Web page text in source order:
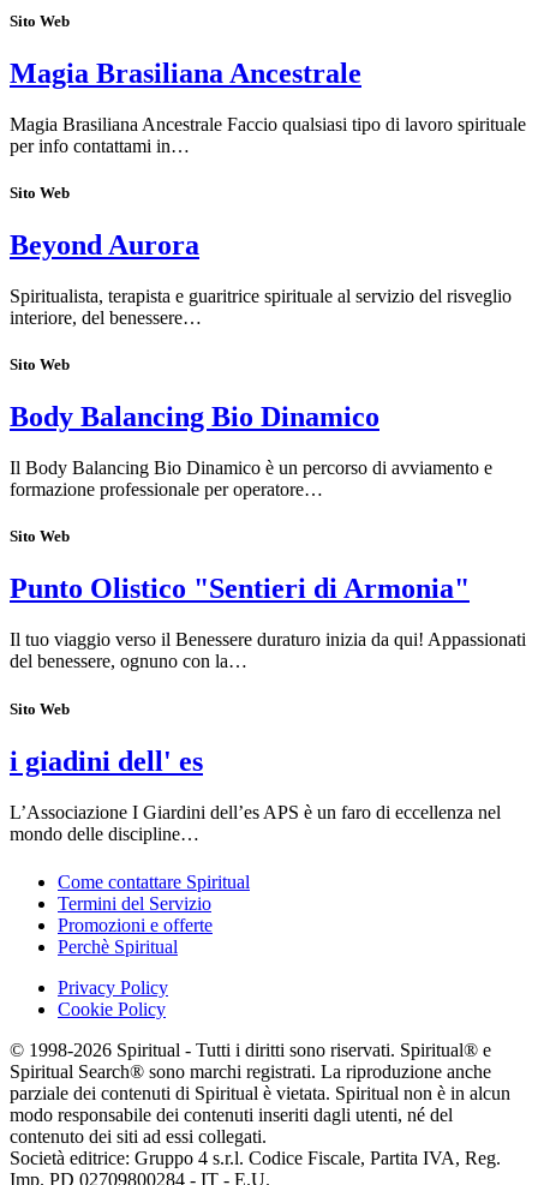
Sito Web
Magia Brasiliana Ancestrale
Magia Brasiliana Ancestrale Faccio qualsiasi tipo di lavoro spirituale
per info contattami in…
Sito Web
Beyond Aurora
Spiritualista, terapista e guaritrice spirituale al servizio del risveglio
interiore, del benessere…
Sito Web
Body Balancing Bio Dinamico
Il Body Balancing Bio Dinamico è un percorso di avviamento e
formazione professionale per operatore…
Sito Web
Punto Olistico "Sentieri di Armonia"
Il tuo viaggio verso il Benessere duraturo inizia da qui! Appassionati
del benessere, ognuno con la…
Sito Web
i giadini dell' es
L’Associa​zione I Giardini dell’es APS è un fa​ro di ec​cellenza nel
mon​do delle discipline…
Come contattare Spiritual
Termini del Servizio
Promozioni e offerte
Perchè Spiritual
Privacy Policy
Cookie Policy
© 1998-2026 Spiritual - Tutti i diritti sono riservati. Spiritual® e
Spiritual Search® sono marchi registrati. La riproduzione anche
parziale dei contenuti di Spiritual è vietata. Spiritual non è in alcun
modo responsabile dei contenuti inseriti dagli utenti, né del
contenuto dei siti ad essi collegati.
Società editrice: Gruppo 4 s.r.l. Codice Fiscale, Partita IVA, Reg.
Imp. PD 02709800284 - IT - E.U.